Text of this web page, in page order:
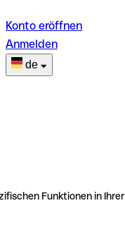
Konto eröffnen
Anmelden
de
Funktionen in Ihrer